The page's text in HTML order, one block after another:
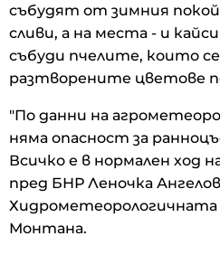
събудят от зимния
сливи, а на места - и
събуди пчелите, които
разтворените цветове
"По данни на
няма опасност за
Всичко е в нормален ход
пред БНР Леночка
Хидрометеорологичната
Монтана.